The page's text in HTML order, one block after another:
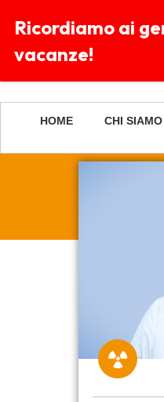
HOME CHI SIAMO
Ricordiamo ai
vacanze!